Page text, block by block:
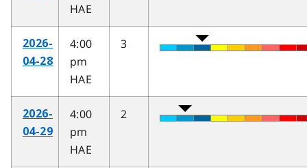
HAE
2026-
04-28
4:00
pm
HAE
3
2026-
04-29
4:00
pm
HAE
2